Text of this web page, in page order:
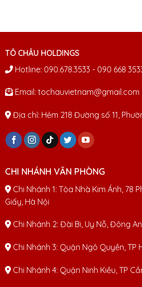
TÔ CHÂU HOLDINGS
Hotline: 090.678.3533 - 090 668
Email: tochauvietnam@gmail.com
Địa chỉ: Hẻm 218 Đường số 11,
CHI NHÁNH VĂN PHÒNG
Chi Nhánh 1: Tòa Nhà Kim Ánh, 78
Giấy, Hà Nội
Chi Nhánh 2: Đài Bi, Uy Nỗ, Đông
Chi Nhánh 3: Quận Ngô Quyền, TP
Chi Nhánh 4: Quận Ninh Kiều, TP